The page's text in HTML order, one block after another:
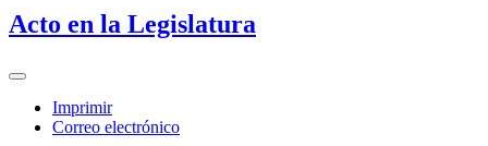
Acto en la Legislatura
Imprimir
Correo electrónico